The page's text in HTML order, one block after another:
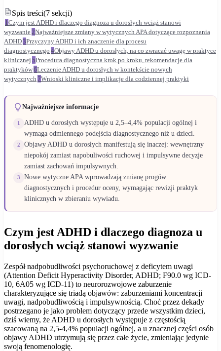
Spis treści(7 sekcji)
1 Czym jest ADHD i dlaczego diagnoza u dorosłych wciąż stanowi
wyzwanie 2Najważniejsze zmiany w wytycznych APA dotyczące rozpoznania
ADHD3Przyczyny ADHD i ich znaczenie dla procesu
diagnostycznego 4Objawy ADHD u dorosłych, na co zwracać uwagę w praktyce
klinicznej 5Procedura diagnostyczna krok po kroku, rekomendacje dla
praktyków6Leczenie ADHD u dorosłych w kontekście nowych
wytycznych 7Wnioski kliniczne i implikacje dla codziennej praktyki
Najważniejsze informacje
1
ADHD u dorosłych występuje u 2,5–4,4% populacji ogólnej i
wymaga odmiennego podejścia diagnostycznego niż u dzieci.
2
Objawy ADHD u dorosłych manifestują się inaczej: wewnętrzny
niepokój zamiast napobuliwości ruchowej i impulsywne decyzje
zamiast zachowań impulsywnych.
3
Nowe wytyczne APA wprowadzają zmianę progów
diagnostycznych i procedur oceny, wymagając rewizji praktyk
klinicznych w zbieraniu wywiadu.
Czym jest ADHD i dlaczego diagnoza u
dorosłych wciąż stanowi wyzwanie
Zespół nadpobudliwości psychoruchowej z deficytem uwagi
(Attention Deficit Hyperactivity Disorder, ADHD; F90.0 wg ICD-
10, 6A05 wg ICD-11) to neurorozwojowe zaburzenie
charakteryzujące się triadą objawów: zaburzeniami koncentracji
uwagi, nadpobudliwością i impulsywnością. Choć przez dekady
postrzegano je jako problem dotyczący przede wszystkim dzieci,
dziś wiemy, że ADHD u dorosłych występuje z częstością
szacowaną na 2,5-4,4% populacji ogólnej, a u znacznej części osób
objawy ADHD utrzymują się przez całe życie, zmieniając jedynie
swoją fenomenologię.